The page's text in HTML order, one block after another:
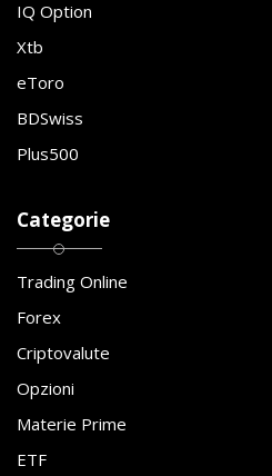
IQ Option
Xtb
eToro
BDSwiss
Plus500
Categorie
Trading Online
Forex
Criptovalute
Opzioni
Materie Prime
ETF